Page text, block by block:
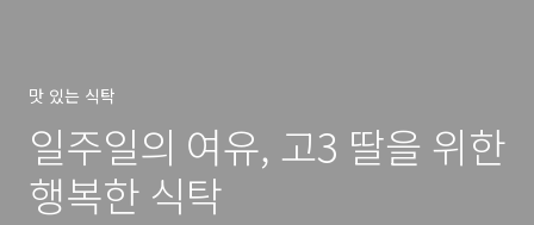
맛 있는 식탁
일주일의 여유, 고3 딸을 위한
행복한 식탁